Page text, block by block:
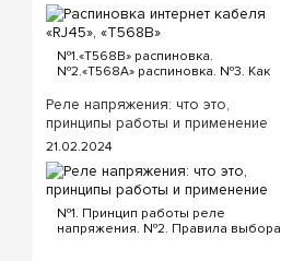
№1.«T568B» распиновка.
№2.«T568A» распиновка. №3. Как
«T568B» распиновка интернет
кабеля Порядок проводов схемы
«T568B»: «T568B» 1. Бело...
Реле напряжения: что это,
принципы работы и применение
21.02.2024
№1. Принцип работы реле
напряжения. №2. Правила выбора